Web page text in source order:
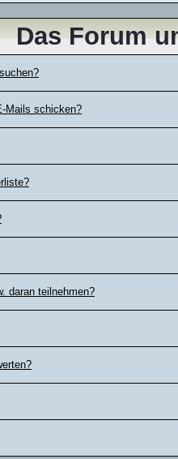
Das Forum
Mails schicken?
daran teilnehmen?